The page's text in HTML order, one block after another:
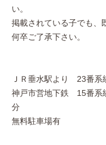
い。
掲載されている子でも、
何卒ご了承下さい。
ＪＲ垂水駅より 23番
神戸市営地下鉄 15番
分
無料駐車場有